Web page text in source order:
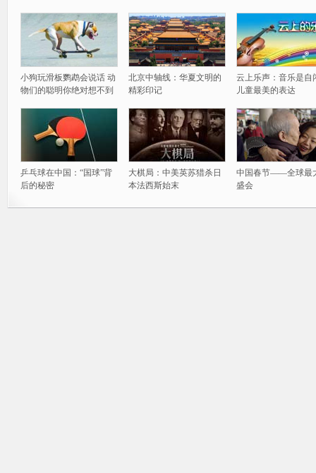
小狗玩滑板鹦鹉会说话 动
物们的聪明你绝对想不到
北京中轴线：华夏文明的
精彩印记
云上乐声：音乐是自
儿童最美的表达
乒乓球在中国：“国球”背
后的秘密
大棋局：中美英苏猎杀日
本法西斯始末
中国春节——全球最
盛会